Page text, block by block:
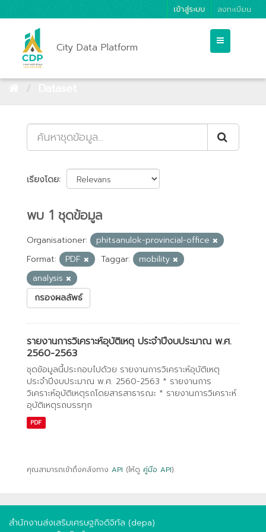
เข้าสู่ระบบ ลงทะเบียน
City Data Platform
เรียงโดย
พบ 1 ชุดข้อมูล
Organisationer:
phitsanulok-provincial-office
Format:
PDF Taggar:
mobility
analysis
กรองผลลัพธ์
รายงานการวิเคราะห์อุบัติเหตุ ประจำปีงบประมาณ พ.ศ.
2560-2563
ชุดข้อมูลนี้ประกอบไปด้วย รายงานการวิเคราะห์อุบัติเหตุ
ประจำปีงบประมาณ พ.ศ. 2560-2563 * รายงานการ
วิเคราะห์อุบัติเหตุรถโดยสารสาธารณะ * รายงานการวิเคราะห์
อุบัติเหตุรถบรรทุก
PDF
คุณสามารถเข้าถึงคลังทาง API (ให้ดู คู่มือ API).
สำนักงานส่งเสริมเศรษฐกิจดิจิทัล (depa)